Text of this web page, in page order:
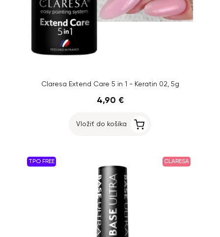
Claresa Extend Care 5 in 1 - Keratin 02, 5g
4,90 €
Vložiť do košíka
TPO FREE CLARESA